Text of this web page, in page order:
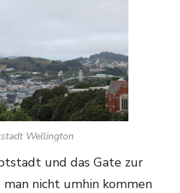
Wellington
und das Gate zur
nicht umhin kommen